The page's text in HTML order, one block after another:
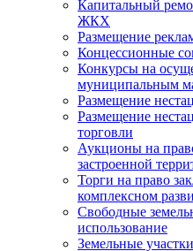
Капитальный
ЖКХ
Размещение
Концессионные
Конкурсы на
муниципальным
Размещение
Размещение
торговли
Аукционы на
застроенной
Торги на право
комплексном
Свободные
использование
Земельные